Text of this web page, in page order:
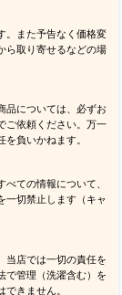
。また予告なく価格変
ら取り寄せるなどの場
品については、必ずお
ご依頼ください。万一
負いかねます。
ての情報について、
一切禁止します（キャ
当店では一切の責任を
で管理（洗濯含む）を
きません。